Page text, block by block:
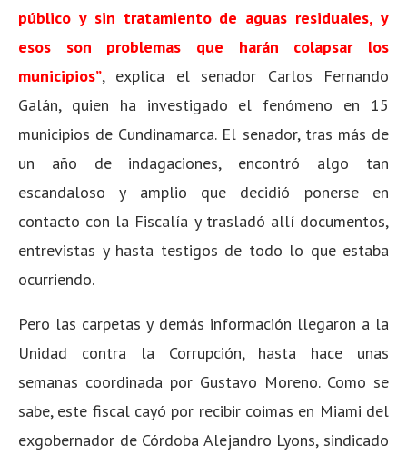
público y sin tratamiento de aguas residuales, y
esos son problemas que harán colapsar los
municipios”, explica el senador Carlos Fernando
Galán, quien ha investigado el fenómeno en 15
municipios de Cundinamarca. El senador, tras más de
un año de indagaciones, encontró algo tan
escandaloso y amplio que decidió ponerse en
contacto con la Fiscalía y trasladó allí documentos,
entrevistas y hasta testigos de todo lo que estaba
ocurriendo.
Pero las carpetas y demás información llegaron a la
Unidad contra la Corrupción, hasta hace unas
semanas coordinada por Gustavo Moreno. Como se
sabe, este fiscal cayó por recibir coimas en Miami del
exgobernador de Córdoba Alejandro Lyons, sindicado